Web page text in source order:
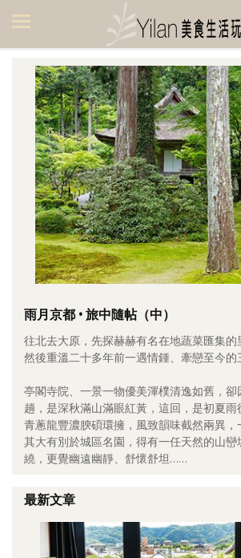
美食集
美飲集
廚房集
旅遊集
旅遊美食集
生活風
書房集
日記簿
餐桌週記
享樂隨手拍
影音區
創意出版服務
關於Yilan
個人著作
雨月京都 • 旅中隨帖（中）
往北去大原，先探赫赫有名在地蔬菜匯集的
然後重溫二十多年前一遇情鍾、牽戀至今的
亭閣寺院、一景一物優美渾樸清逸如舊，
趟，是深秋滿山滿眼紅黃，這回，是初夏
青蔥龍豐濃腴碩環擁，風致韻味截然兩異
其大有別於城區名園，得有一任天然的山巒
繞，更覺幽遠幽靜、舒懷舒坦……
最新文章